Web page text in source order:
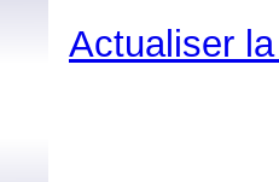
Actualiser